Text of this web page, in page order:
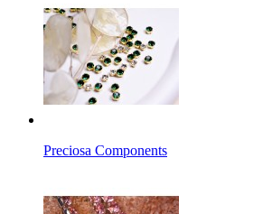
Preciosa Components